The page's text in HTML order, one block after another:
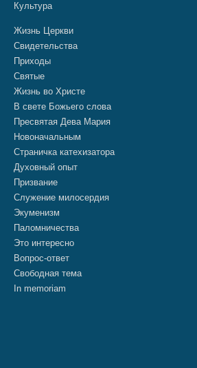
Культура
Жизнь Церкви
Свидетельства
Приходы
Святые
Жизнь во Христе
В свете Божьего слова
Пресвятая Дева Мария
Новоначальным
Страничка катехизатора
Духовный опыт
Призвание
Служение милосердия
Экуменизм
Паломничества
Это интересно
Вопрос-ответ
Свободная тема
In memoriam